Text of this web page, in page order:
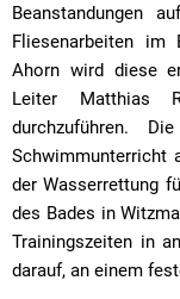
Beanstandungen
Fliesenarbeiten im
Ahorn wird diese
Leiter Matthias
durchzuführen.
Schwimmunterricht
der Wasserrettung
des Bades in
Trainingszeiten in
darauf, an einem